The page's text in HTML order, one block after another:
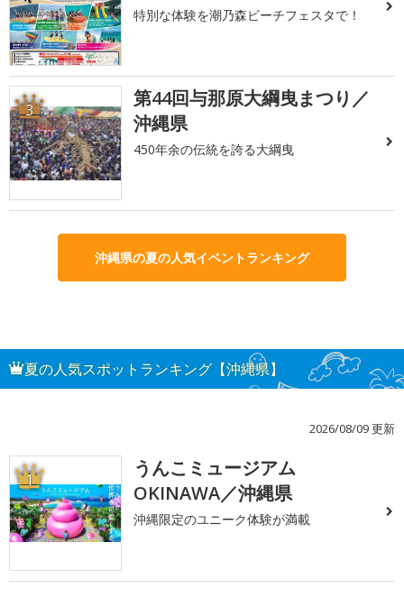
特別な体験を潮乃森ビーチフェスタで！
3
第44回与那原大綱曳まつり／
沖縄県
450年余の伝統を誇る大綱曳
沖縄県の夏の人気イベントランキング
夏の人気スポットランキング【沖縄県】
2026/08/09 更新
1
うんこミュージアム
OKINAWA／沖縄県
沖縄限定のユニーク体験が満載